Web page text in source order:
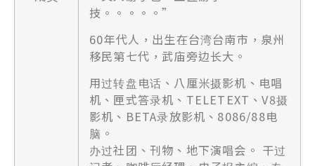
技。。。。。”
60年代人，出生在台湾台南市，泉州
移民第七代，武庙旁边长大。
用过转盘电话、八厘米摄影机、电唱
机、匣式答录机、TELETEXT、V8摄
影机、BETA录放影机、8086/88电
脑。
办过社团、刊物、地下演唱会。 干过